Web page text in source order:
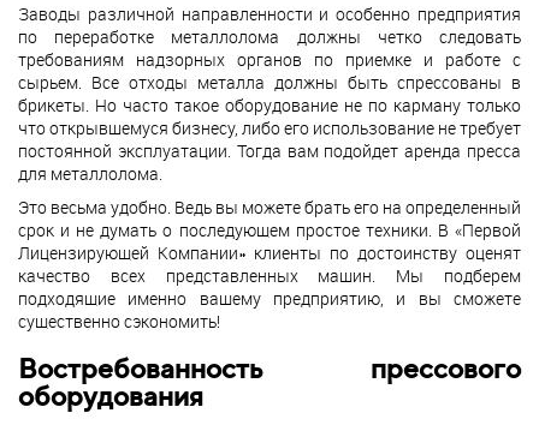
Заводы различной направленности и особенно предприятия
по переработке металлолома должны четко следовать
требованиям надзорных органов по приемке и работе с
сырьем. Все отходы металла должны быть спрессованы в
брикеты. Но часто такое оборудование не по карману только
что открывшемуся бизнесу, либо его использование не требует
постоянной эксплуатации. Тогда вам подойдет аренда пресса
для металлолома.
Это весьма удобно. Ведь вы можете брать его на определенный
срок и не думать о последующем простое техники. В «Первой
Лицензирующей Компании» клиенты по достоинству оценят
качество всех представленных машин. Мы подберем
подходящие именно вашему предприятию, и вы сможете
существенно сэкономить!
Востребованность прессового
оборудования